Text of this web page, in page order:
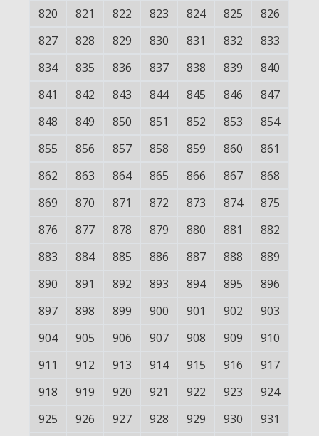
820 821 822 823 824 825
826
827
828 829 830 831 832
833
834
835 836 837 838 839
840
841
842 843 844 845 846
847
848
849 850 851 852 853
854
855
856 857 858 859 860
861
862
863 864 865 866 867
868
869
870 871 872 873 874
875
876
877 878 879 880 881
882
883
884 885 886 887 888
889
890
891 892 893 894 895
896
897
898 899 900 901 902
903
904
905 906 907 908 909
910
911
912 913 914 915 916
917
918
919 920 921 922 923
924
925
926 927 928 929 930
931